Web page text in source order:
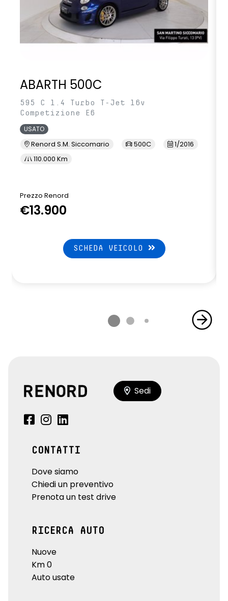
ABARTH 500C
595 C 1.4 Turbo T-Jet 16v
Competizione E6
USATO
Renord S.M. Siccomario 500C
1/2016
110.000 Km
Prezzo Renord
€13.900
SCHEDA VEICOLO
Sedi
CONTATTI
Dove siamo
Chiedi un preventivo
Prenota un test drive
RICERCA AUTO
Nuove
Km 0
Auto usate